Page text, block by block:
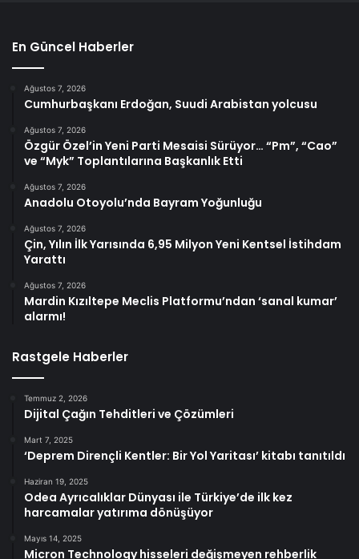
En Güncel Haberler
Ağustos 7, 2026
Cumhurbaşkanı Erdoğan, Suudi Arabistan yolcusu
Ağustos 7, 2026
Özgür Özel’in Yeni Parti Mesaisi Sürüyor… “Pm”, “Cao”
ve “Myk” Toplantılarına Başkanlık Etti
Ağustos 7, 2026
Anadolu Otoyolu’nda Bayram Yoğunluğu
Ağustos 7, 2026
Çin, Yılın İlk Yarısında 6,95 Milyon Yeni Kentsel İstihdam
Yarattı
Ağustos 7, 2026
Mardin Kızıltepe Meclis Platformu’ndan ‘sanal kumar’
alarmı!
Rastgele Haberler
Temmuz 2, 2026
Dijital Çağın Tehditleri ve Çözümleri
Mart 7, 2025
‘Deprem Dirençli Kentler: Bir Yol Yaritası’ kitabı tanıtıldı
Haziran 19, 2025
Odea Ayrıcalıklar Dünyası ile Türkiye’de ilk kez
harcamalar yatırıma dönüşüyor
Mayıs 14, 2025
Micron Technology hisseleri değişmeyen rehberlik